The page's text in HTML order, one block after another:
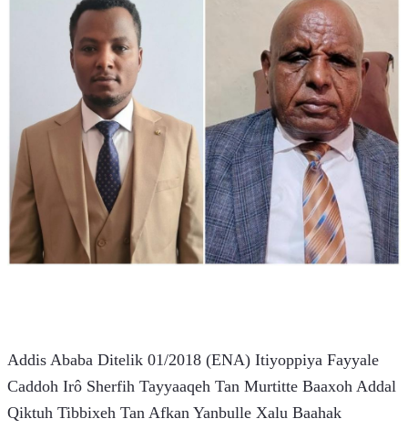
Addis Ababa Ditelik 01/2018 (ENA) Itiyoppiya Fayyale
Caddoh Irô Sherfih Tayyaaqeh Tan Murtitte Baaxoh Addal
Qiktuh Tibbixeh Tan Afkan Yanbulle Xalu Baahak